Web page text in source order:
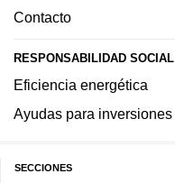
Contacto
RESPONSABILIDAD SOCIAL
Eficiencia energética
Ayudas para inversiones
SECCIONES